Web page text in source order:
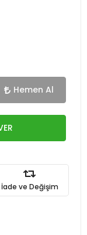
Hemen Al
İade ve Değişim